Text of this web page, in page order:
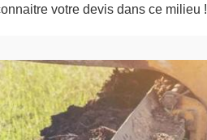
votre devis dans ce milieu !